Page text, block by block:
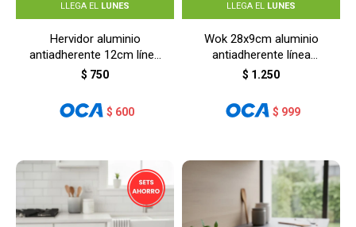
LLEGA EL LUNES
Hervidor aluminio
antiadherente 12cm línea
cerámica - BEIGE
$ 750
$ 600
LLEGA EL LUNES
Wok 28x9cm aluminio
antiadherente línea
cerámica - BEIGE
$ 1.250
$ 999